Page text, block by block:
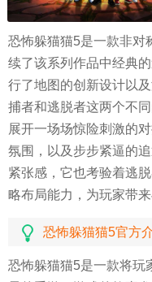
恐怖躲猫猫5是一款非对
续了该系列作品中经典
行了地图的创新设计以
捕者和逃脱者这两个不
展开一场场惊险刺激的
氛围，以及步步紧逼的
紧张感，它也考验着逃
略布局能力，为玩家带
恐怖躲猫猫5官方
恐怖躲猫猫5是一款将玩